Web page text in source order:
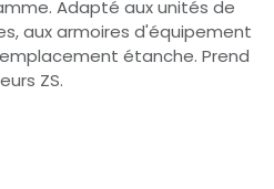
Adapté aux unités de
aux armoires d'équipement
étanche. Prend
ZS.